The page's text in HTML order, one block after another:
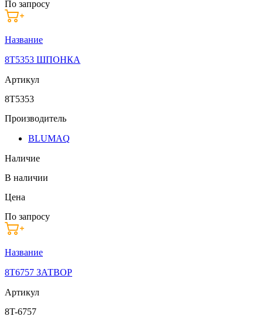
По запросу
Название
8T5353 ШПОНКА
Артикул
8T5353
Производитель
BLUMAQ
Наличие
В наличии
Цена
По запросу
Название
8T6757 ЗАТВОР
Артикул
8T-6757